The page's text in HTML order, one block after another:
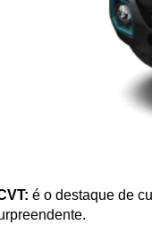
é o destaque de